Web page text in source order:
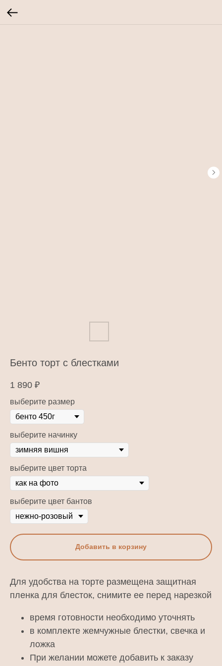
Бенто торт с блестками
1 890 ₽
выберите размер
выберите начинку
выберите цвет торта
выберите цвет бантов
Добавить в корзину
Для удобства на торте размещена защитная
пленка для блесток, снимите ее перед нарезкой
время готовности необходимо уточнять
в комплекте жемчужные блестки, свечка и
ложка
При желании можете добавить к заказу